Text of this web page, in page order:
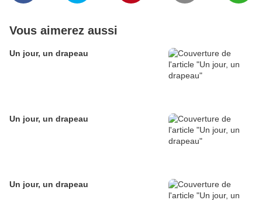
Vous aimerez aussi
Un jour, un drapeau
Un jour, un drapeau
Un jour, un drapeau